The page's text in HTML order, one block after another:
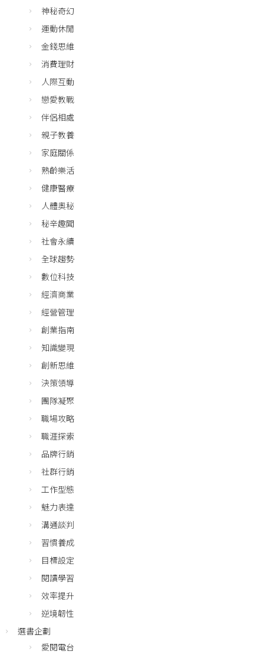
神秘奇幻
運動休閒
金錢思維
消費理財
人際互動
戀愛教戰
伴侶相處
親子教養
家庭關係
熟齡樂活
健康醫療
人體奧秘
秘辛趣聞
社會永續
全球趨勢
數位科技
經濟商業
經營管理
創業指南
知識變現
創新思維
決策領導
團隊凝聚
職場攻略
職涯探索
品牌行銷
社群行銷
工作型態
魅力表達
溝通談判
習慣養成
目標設定
閱讀學習
效率提升
逆境韌性
選書企劃
愛閱電台